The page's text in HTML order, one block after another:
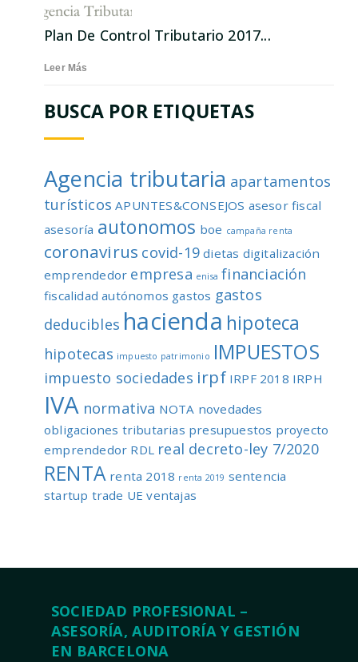
Plan De Control Tributario 2017...
Leer Más
BUSCA POR ETIQUETAS
Agencia tributaria apartamentos
turísticos APUNTES&CONSEJOS asesor fiscal
asesoría autonomos boe campaña renta
coronavirus covid-19 dietas digitalización
emprendedor empresa enisa financiación
fiscalidad autónomos gastos gastos
deducibles hacienda hipoteca
hipotecas impuesto patrimonio IMPUESTOS
impuesto sociedades irpf IRPF 2018 IRPH
IVA normativa NOTA novedades
obligaciones tributarias presupuestos proyecto
emprendedor RDL real decreto-ley 7/2020
RENTA renta 2018 renta 2019 sentencia
startup trade UE ventajas
SOCIEDAD PROFESIONAL –
ASESORÍA, AUDITORÍA Y GESTIÓN
EN BARCELONA